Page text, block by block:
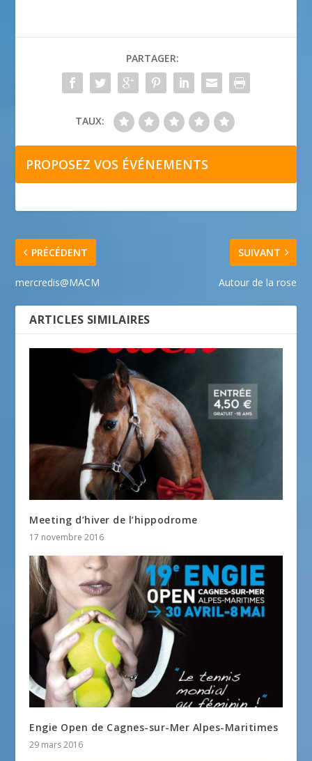
PARTAGER:
TAUX:
PROPOSEZ VOS ÉVÉNEMENTS
PRÉCÉDENT
mercredis@MACM
SUIVANT
Autour de la rose
ARTICLES SIMILAIRES
Meeting d’hiver de l’hippodrome
17 novembre 2016
Engie Open de Cagnes-sur-Mer Alpes-Maritimes
29 mars 2016